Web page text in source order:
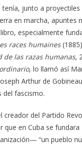
junto a
en marcha, apuntes
especialmente
races humaines
de las razas humanas,
, lo llamó así
Arthur de
del fascismo.
creador del Partido
que en Cuba se
“un pueblo